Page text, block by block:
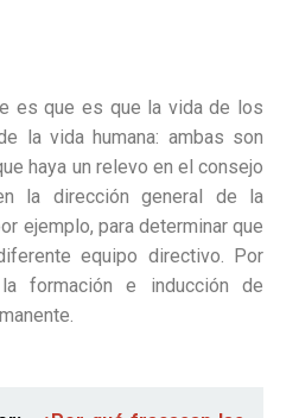
es que es que la vida de los
la vida humana: ambas son
haya un relevo en el consejo
la dirección general de la
ejemplo, para determinar que
equipo directivo. Por
formación e inducción de